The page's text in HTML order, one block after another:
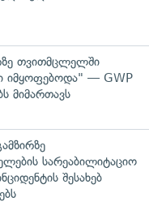
თვითმცლელში
იმყოფებოდა" — GWP
მიმართავს
სარეაბილიტაციო
შესახებ